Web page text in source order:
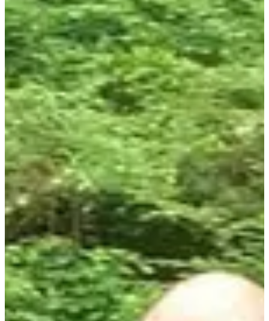
mai 2027
Date à confirmer
Trail le bambi 1 km
1 km
09:15
Trail
Trail découverte